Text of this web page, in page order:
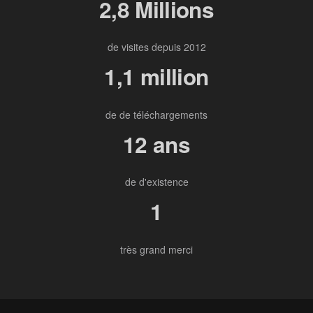
2,8 Millions
de visites depuis 2012
1,1 million
de de téléchargements
12 ans
de d'existence
1
très grand merci